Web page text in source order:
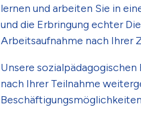
lernen und arbeiten Sie in
und die Erbringung echter
Arbeitsaufnahme nach Ihrer
Unsere
nach Ihrer Teilnahme